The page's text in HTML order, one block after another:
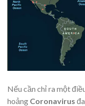
Nếu cần chỉ ra một
hoảng Coronavirus